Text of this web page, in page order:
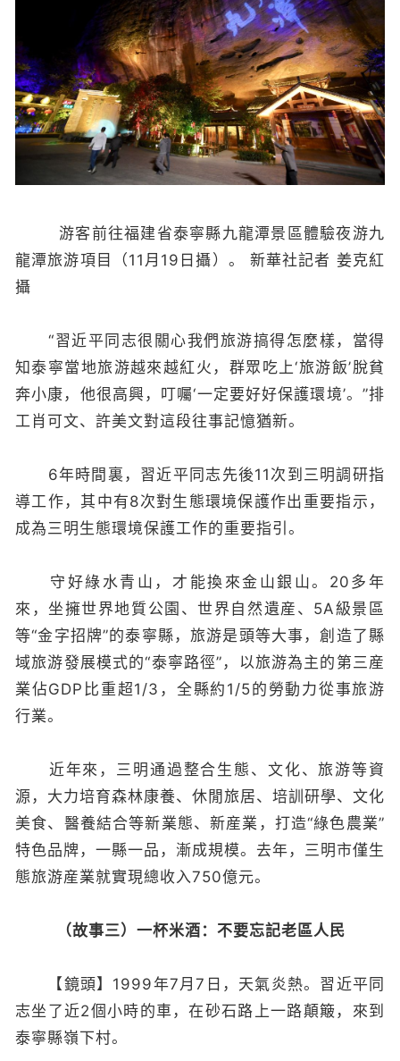
游客前往福建省泰寧縣九龍潭景區體驗夜游九
龍潭旅游項目（11月19日攝）。 新華社記者 姜克紅
攝
“習近平同志很關心我們旅游搞得怎麼樣，當得
知泰寧當地旅游越來越紅火，群眾吃上‘旅游飯’脫貧
奔小康，他很高興，叮囑‘一定要好好保護環境’。”排
工肖可文、許美文對這段往事記憶猶新。
6年時間裏，習近平同志先後11次到三明調研指
導工作，其中有8次對生態環境保護作出重要指示，
成為三明生態環境保護工作的重要指引。
守好綠水青山，才能換來金山銀山。20多年
來，坐擁世界地質公園、世界自然遺産、5A級景區
等“金字招牌”的泰寧縣，旅游是頭等大事，創造了縣
域旅游發展模式的“泰寧路徑”，以旅游為主的第三産
業佔GDP比重超1/3，全縣約1/5的勞動力從事旅游
行業。
近年來，三明通過整合生態、文化、旅游等資
源，大力培育森林康養、休閒旅居、培訓研學、文化
美食、醫養結合等新業態、新産業，打造“綠色農業”
特色品牌，一縣一品，漸成規模。去年，三明市僅生
態旅游産業就實現總收入750億元。
（故事三）一杯米酒：不要忘記老區人民
【鏡頭】1999年7月7日，天氣炎熱。習近平同
志坐了近2個小時的車，在砂石路上一路顛簸，來到
泰寧縣嶺下村。